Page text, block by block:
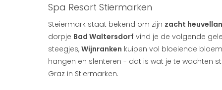
Spa Resort Stiermarken
Steiermark staat bekend om zijn zacht
dorpje Bad Waltersdorf vind je de volgende
steegjes, Wijnranken kuipen vol bloeiende
hangen en slenteren - dat is wat je te wachten
Graz in Stiermarken.